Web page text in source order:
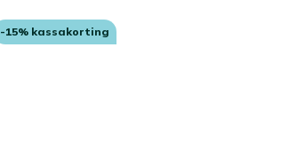
-15% kassakorting